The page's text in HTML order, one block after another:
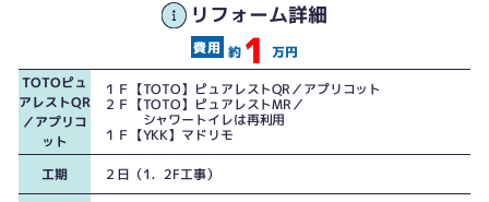
リフォーム詳細
約 1
万円
TOTOピュ
アレストQR
／アプリコ
ット
１Ｆ【TOTO】ピュアレストQR／アプリコット
２Ｆ【TOTO】ピュアレストMR／
シャワートイレは再利用
１Ｆ【YKK】マドリモ
工期 ２日（1．2F工事）
１Ｆトイレ、内装はブルーグレーのアクセントクロスで北欧調に。